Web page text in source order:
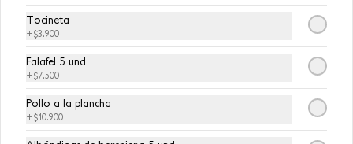
Tocineta
+$3.900
Falafel 5 und
+$7.500
Pollo a la plancha
+$10.900